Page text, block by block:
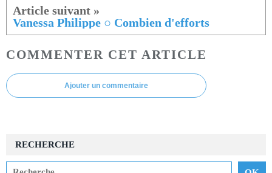
Vanessa Philippe ○ Combien d'efforts
COMMENTER CET ARTICLE
Ajouter un commentaire
RECHERCHE